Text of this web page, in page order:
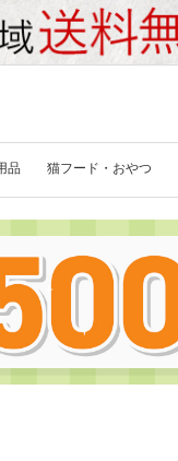
品 猫フード・おやつ